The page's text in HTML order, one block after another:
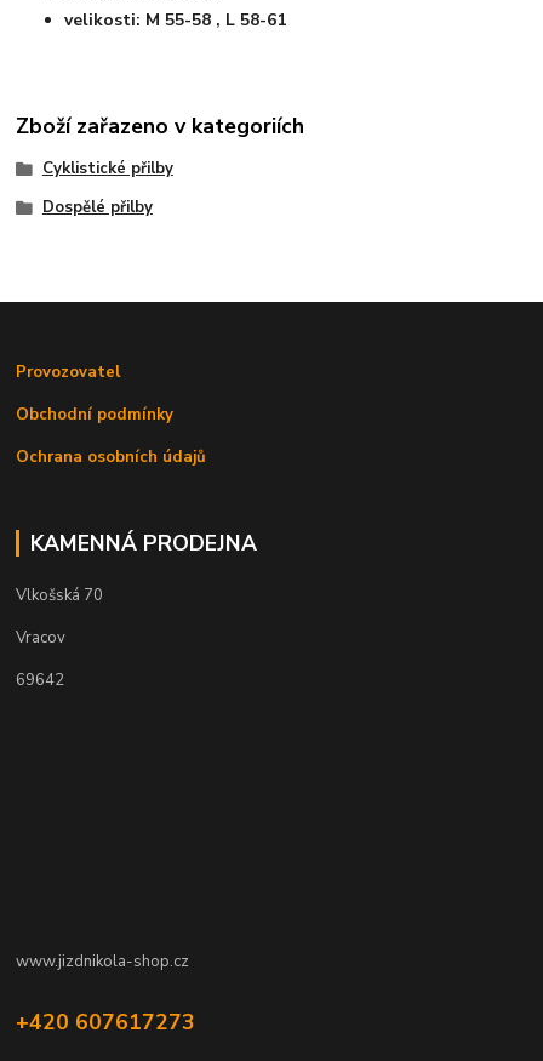
velikosti: M 55-58 , L 58-61
Zboží zařazeno v kategoriích
Cyklistické přilby
Dospělé přilby
Provozovatel
Obchodní podmínky
Ochrana osobních údajů
KAMENNÁ PRODEJNA
Vlkošská 70
Vracov
69642
www.jizdnikola-shop.cz
+420 607617273